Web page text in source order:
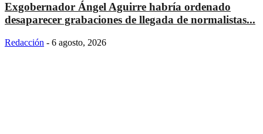
Exgobernador Ángel Aguirre habría ordenado
desaparecer grabaciones de llegada de normalistas...
Redacción - 6 agosto, 2026